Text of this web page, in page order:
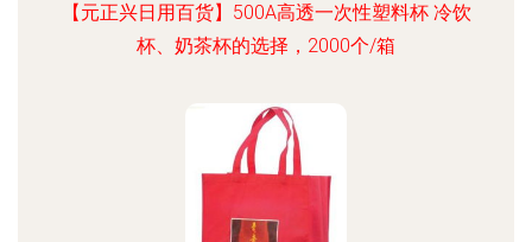
【元正兴日用百货】500A高透一次性塑料杯 冷饮
杯、奶茶杯的选择，2000个/箱